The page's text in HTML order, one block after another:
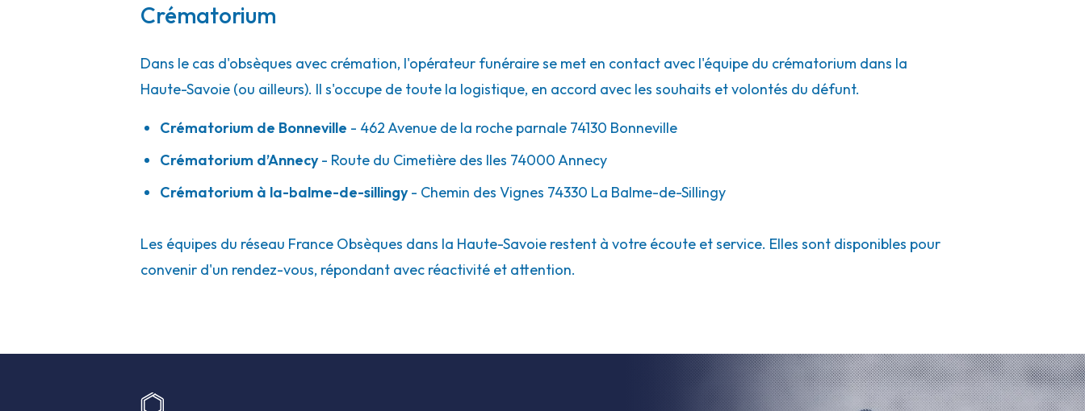
Crématorium
Dans le cas d'obsèques avec crémation, l'opérateur funéraire se met en contact avec l'équipe du crématorium dans la
Haute-Savoie (ou ailleurs). Il s'occupe de toute la logistique, en accord avec les souhaits et volontés du défunt.
Crématorium de Bonneville - 462 Avenue de la roche parnale 74130 Bonneville
Crématorium d’Annecy- Route du Cimetière des Iles 74000 Annecy
Crématorium à la-balme-de-sillingy- Chemin des Vignes 74330 La Balme-de-Sillingy
Les équipes du réseau France Obsèques dans la Haute-Savoie restent à votre écoute et service. Elles sont disponibles pour
convenir d'un rendez-vous, répondant avec réactivité et attention.